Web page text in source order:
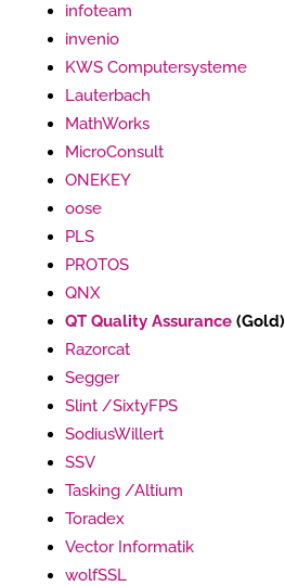
infoteam
invenio
KWS Computersysteme
Lauterbach
MathWorks
MicroConsult
ONEKEY
oose
PLS
PROTOS
QNX
QT Quality Assurance (Gold)
Razorcat
Segger
Slint /SixtyFPS
SodiusWillert
SSV
Tasking /Altium
Toradex
Vector Informatik
wolfSSL